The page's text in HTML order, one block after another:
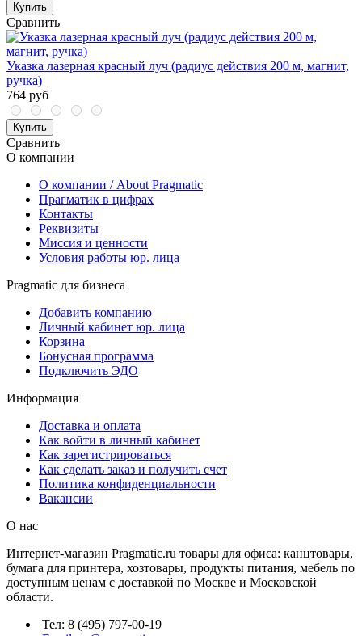
Купить
Сравнить
Указка лазерная красный луч (радиус действия 200 м, магнит,
ручка)
764 руб
Купить
Сравнить
О компании
О компании / About Pragmatic
Прагматик в цифрах
Контакты
Реквизиты
Миссия и ценности
Условия работы юр. лица
Pragmatic для бизнеса
Добавить компанию
Личный кабинет юр. лица
Корзина
Бонусная программа
Подключить ЭДО
Информация
Доставка и оплата
Как войти в личный кабинет
Как зарегистрироваться
Как сделать заказ и получить счет
Политика конфиденциальности
Вакансии
О нас
Интернет-магазин Pragmatic.ru товары для офиса: канцтовары,
бумага для принтера, хозтовары, продукты питания, мебель по
доступным ценам с доставкой по Москве и Московской
области.
Тел: 8 (495) 797-00-19